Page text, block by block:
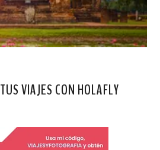
VIAJES CON HOLAFLY